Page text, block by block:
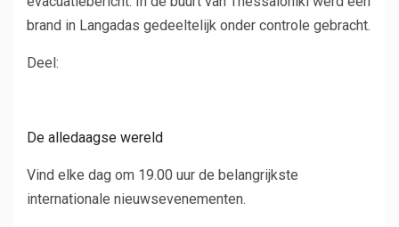
brand in Langadas gedeeltelijk onder controle gebracht.
Deel:
netwerken
De alledaagse wereld
Vind elke dag om 19.00 uur de belangrijkste
internationale nieuwsevenementen.